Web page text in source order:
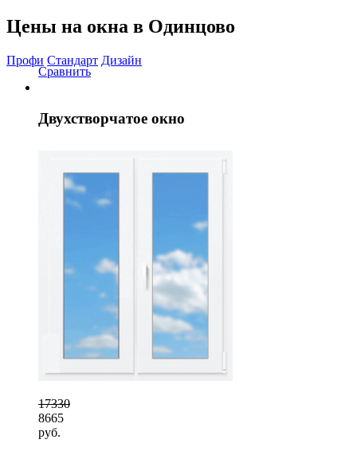
Цены на окна в Одинцово
Профи Стандарт Дизайн
Сравнить
Двухстворчатое окно
17330
8665
руб.